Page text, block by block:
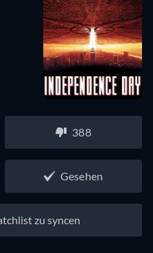
388
Gesehen
zu syncen